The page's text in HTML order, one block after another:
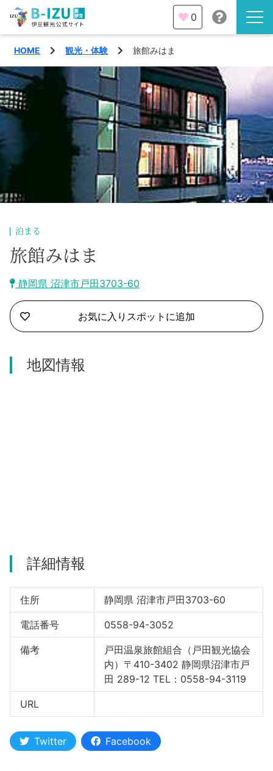
伊豆半島を知る
伊豆のみどころ
みる
観光・体験
エリア
熱海市
沼津市
三島市
函南町
河津町
特集
旅の計画
モデルコース
宿泊・予約
日本語
0
HOME 観光・体験 旅館みはま
泊まる
旅館みはま
静岡県 沼津市戸田3703-60
お気に入りスポットに追加
地図情報
詳細情報
住所 静岡県 沼津市戸田3703-60
電話番号 0558-94-3052
備考
戸田温泉旅館組合（戸田観光協会
内）〒410-3402 静岡県沼津市戸
田 289-12 TEL：0558-94-3119
URL
Twitter Facebook